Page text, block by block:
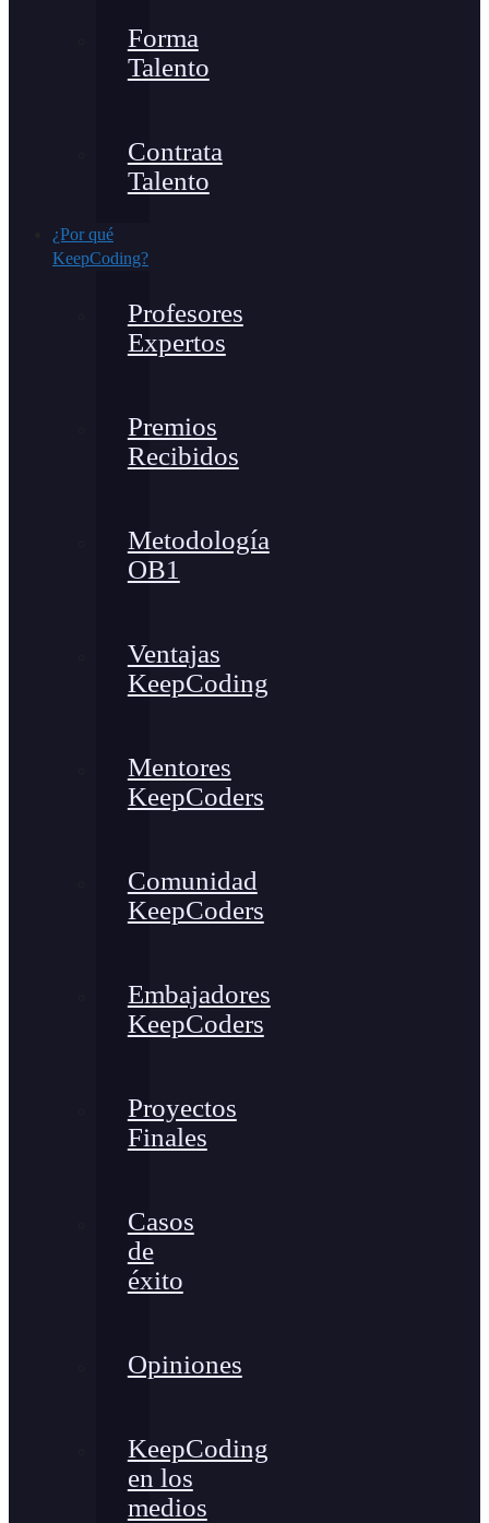
Forma
Talento
Contrata
Talento
¿Por qué
KeepCoding?
Profesores
Expertos
Premios
Recibidos
Metodología
OB1
Ventajas
KeepCoding
Mentores
KeepCoders
Comunidad
KeepCoders
Embajadores
KeepCoders
Proyectos
Finales
Casos
de
éxito
Opiniones
KeepCoding
en los
medios